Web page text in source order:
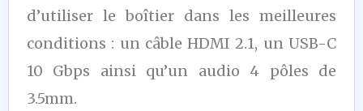
d’utiliser le boîtier dans les meilleures
conditions : un câble HDMI 2.1, un USB-C
10 Gbps ainsi qu’un audio 4 pôles de
3.5mm.